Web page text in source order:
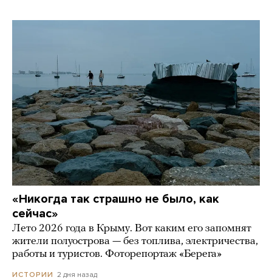
«Никогда так страшно не было, как
сейчас»
Лето 2026 года в Крыму. Вот каким его запомнят
жители полуострова — без топлива, электричества,
работы и туристов. Фоторепортаж «Берега»
ИСТОРИИ 2 дня назад